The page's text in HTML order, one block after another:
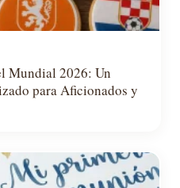
Mundial 2026: Un
para Aficionados y